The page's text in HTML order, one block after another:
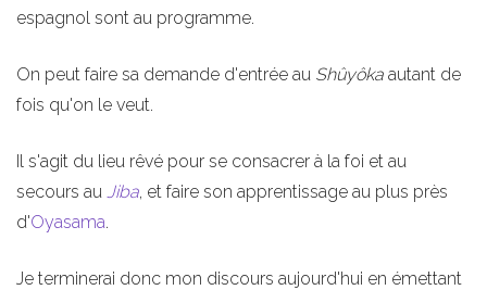
espagnol sont au programme.
On peut faire sa demande d'entrée au Shûyôka autant de
fois qu'on le veut.
Il s'agit du lieu rêvé pour se consacrer à la foi et au
secours au Jiba, et faire son apprentissage au plus près
d'Oyasama.
Je terminerai donc mon discours aujourd'hui en émettant